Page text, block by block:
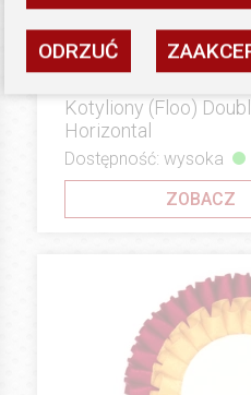
Kotyliony (Floo)
Horizontal
Dostępność: wysoka
ZOBACZ
ODRZUĆ